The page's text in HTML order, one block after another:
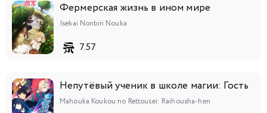
Фермерская жизнь в ином мире
Isekai Nonbiri Nouka
7.57
Непутёвый ученик в школе магии: Гость
Mahouka Koukou no Rettousei: Raihousha-hen